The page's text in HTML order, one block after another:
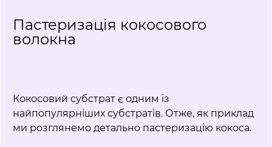
Пастеризація кокосового
волокна
Кокосовий субстрат є одним із
найпопулярніших субстратів. Отже, як приклад
ми розглянемо детально пастеризацію кокоса.